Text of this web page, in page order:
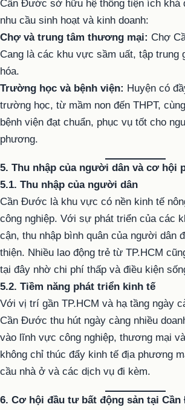
Cần Đước sở hữu hệ thống tiện ích khá
nhu cầu sinh hoạt và kinh doanh:
Chợ và trung tâm thương mại: Chợ
Cang là các khu vực sầm uất, tập trung
hóa.
Trường học và bệnh viện: Huyện có
trường học, từ mầm non đến THPT,
bệnh viện đạt chuẩn, phục vụ tốt cho
phương.
5. Thu nhập của người dân và cơ hội
5.1. Thu nhập của người dân
Cần Đước là khu vực có nền kinh tế
công nghiệp. Với sự phát triển của các
cận, thu nhập bình quân của người dân
thiện. Nhiều lao động trẻ từ TP.HCM
tại đây nhờ chi phí thấp và điều kiện
5.2. Tiềm năng phát triển kinh tế
Với vị trí gần TP.HCM và hạ tầng ngày
Cần Đước thu hút ngày càng nhiều
vào lĩnh vực công nghiệp, thương mại
không chỉ thúc đẩy kinh tế địa phương
cầu nhà ở và các dịch vụ đi kèm.
6. Cơ hội đầu tư bất động sản tại